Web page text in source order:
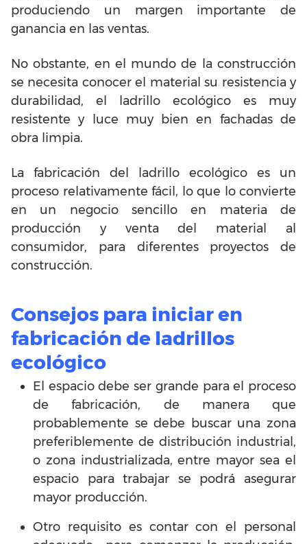
produciendo un margen importante de
ganancia en las ventas.
No obstante, en el mundo de la construcción
se necesita conocer el material su resistencia y
durabilidad, el ladrillo ecológico es muy
resistente y luce muy bien en fachadas de
obra limpia.
La fabricación del ladrillo ecológico es un
proceso relativamente fácil, lo que lo convierte
en un negocio sencillo en materia de
producción y venta del material al
consumidor, para diferentes proyectos de
construcción.
Consejos para iniciar en
fabricación de ladrillos
ecológico
El espacio debe ser grande para el proceso
de fabricación, de manera que
probablemente se debe buscar una zona
preferiblemente de distribución industrial,
o zona industrializada, entre mayor sea el
espacio para trabajar se podrá asegurar
mayor producción.
Otro requisito es contar con el personal